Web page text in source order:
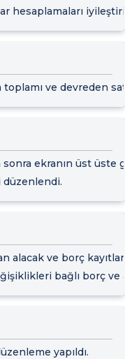
hesaplamaları
toplamı ve devreden
sonra ekranın üst
düzenlendi.
alacak ve borç
bağlı borç ve
yapıldı.